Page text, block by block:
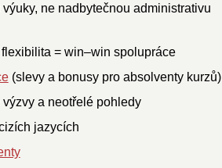
ne nadbytečnou administrativu
= win–win spolupráce
(slevy a bonusy pro absolventy kurzů)
a neotřelé pohledy
jazycích